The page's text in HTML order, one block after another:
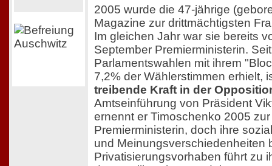
2005 wurde die 47-jährige
Magazine zur drittmächtigsten
Im gleichen Jahr war sie bereits
September Premierministerin.
Parlamentswahlen mit ihrem
7,2% der Wählerstimmen erhielt,
treibende Kraft in der
Amtseinführung von Präsident
ernennt er Timoschenko 2005
Premierministerin, doch ihre
und Meinungsverschiedenheiten
Privatisierungsvorhaben führt zu